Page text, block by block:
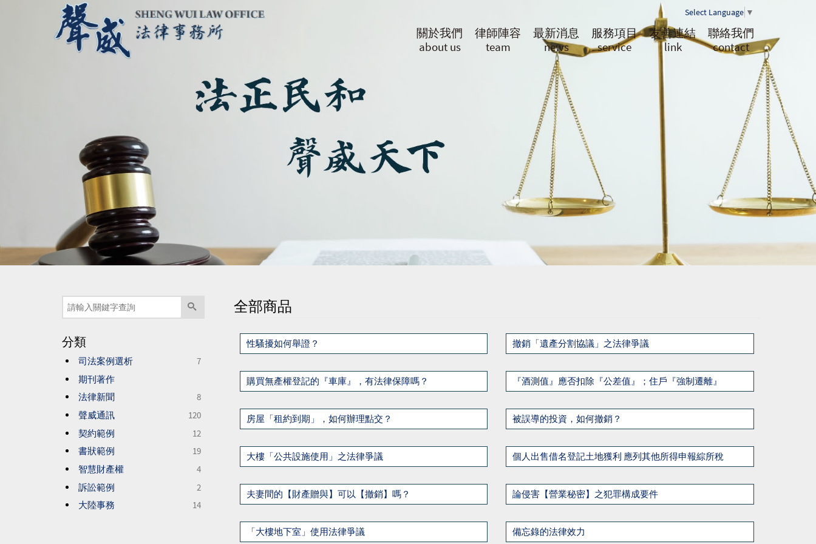
Select Language ▼
關於我們
about us
律師陣容
team
最新消息
news
服務項目
service
友善連結
link
聯絡我們
contact
分類
司法案例選析
7
期刊著作
法律新聞
8
聲威通訊
120
契約範例
12
書狀範例
19
智慧財產權
4
訴訟範例
2
大陸事務
14
全部商品
性騷擾如何舉證？ 撤銷「遺產分割協議」之法律爭議
購買無產權登記的『車庫』，有法律保障嗎？ 『酒測值』應否扣除『公差值』；住戶『強制遷離』
房屋「租約到期」，如何辦理點交？ 被誤導的投資，如何撤銷？
大樓「公共設施使用」之法律爭議 個人出售借名登記土地獲利 應列其他所得申報綜所稅
夫妻間的【財產贈與】可以【撤銷】嗎？ 論侵害【營業秘密】之犯罪構成要件
「大樓地下室」使用法律爭議 備忘錄的法律效力